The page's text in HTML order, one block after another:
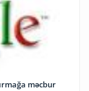
məcbur